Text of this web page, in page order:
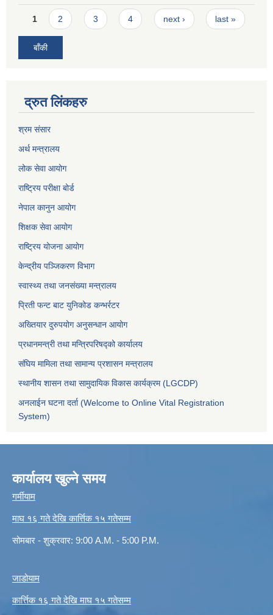
Pages
1 2 3 4 next › last »
बाँकी
द्रुत लिंकहरु
श्रम संसार
अर्थ मन्त्रालय
लोक सेवा आयोग
राष्ट्रिय परीक्षा बोर्ड
नेपाल कानुन आयोग
शिक्षक सेवा आयोग
राष्ट्रिय योजना आयोग
केन्द्रीय पञ्जिकरण विभाग
स्वास्थ्य तथा जनसंख्या मन्त्रालय
प्रिती फन्ट बाट युनिकोड कन्भर्रटर
अख्तियार दुरुपयोग अनुसन्धान आयोग
प्रधानमन्त्री तथा मन्त्रिपरिषद्को कार्यालय
संघिय मामिला तथा सामान्य प्रशासन मन्त्रालय
स्थानीय शासन तथा सामुदायिक विकास कार्यक्रम (LGCDP)
अनलाईन घटना दर्ता (Welcome to Online Vital Registration
System)
कार्यालय खुल्ने समय
गर्मीयाम
माघ १६ गते देखि कार्त्तिक १५ गतेसम्म
सोमबार - शुक्रवार: 9:00 A.M. - 5:00 P.M.
जाडोयाम
कार्त्तिक १६ गते देखि माघ १५ गतेसम्म